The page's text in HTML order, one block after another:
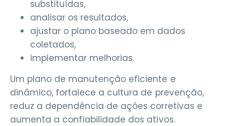
substituídas,
analisar os resultados,
ajustar o plano baseado em dados
coletados,
implementar melhorias.
Um plano de manutenção eficiente e
dinâmico, fortalece a cultura de prevenção,
reduz a dependência de ações corretivas e
aumenta a confiabilidade dos ativos.